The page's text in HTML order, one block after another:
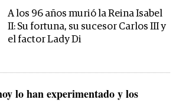
A los 96 años murió la Reina Isabel
II: Su fortuna, su sucesor Carlos III y
el factor Lady Di
lo han experimentado y los